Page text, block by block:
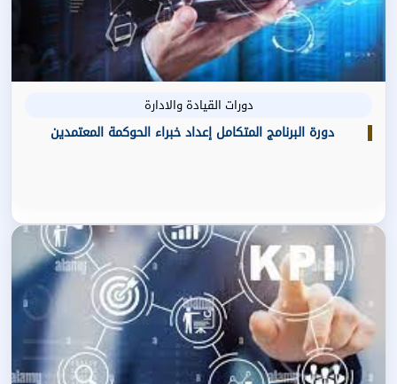
دورات القيادة والادارة
دورة البرنامج المتكامل إعداد خبراء الحوكمة المعتمدين